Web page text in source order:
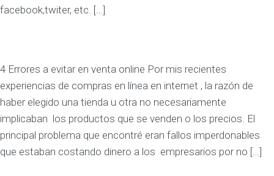
facebook,twiter, etc. […]
4 Errores a evitar en venta online Por mis recientes
experiencias de compras en línea en internet , la razón de
haber elegido una tienda u otra no necesariamente
implicaban los productos que se venden o los precios. El
principal problema que encontré eran fallos imperdonables
que estaban costando dinero a los empresarios por no […]